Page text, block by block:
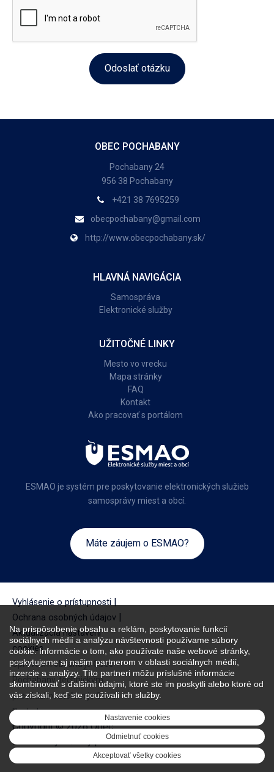
Na prispôsobenie obsahu a reklám, poskytovanie funkcií
sociálnych médií a analýzu návštevnosti používame súbory
cookie. Informácie o tom, ako používate naše webové stránky,
poskytujeme aj našim partnerom v oblasti sociálnych médií,
inzercie a analýzy. Títo partneri môžu príslušné informácie
skombinovať s ďalšími údajmi, ktoré ste im poskytli alebo ktoré od
vás získali, keď ste používali ich služby.
Nastavenie cookies
Odmietnuť cookies
Akceptovať všetky cookies
Odoslať otázku
OBEC POCHABANY
Pochabany 24
956 38 Pochabany
+421 38 7695259
obecpochabany@gmail.com
http://www.obecpochabany.sk/
HLAVNÁ NAVIGÁCIA
Samospráva
Elektronické služby
UŽITOČNÉ LINKY
Mesto vo vrecku
Mapa stránky
FAQ
Kontakt
Ako pracovať s portálom
ESMAO je systém pre poskytovanie elektronických služieb
samosprávy miest a obcí.
Máte záujem o ESMAO?
Vyhlásenie o prístupnosti |
Ochrana osobných údajov |
Aktualizácia nastavení
cookies
Správcom obsahu je Obec
Pochabany, technickým
prevádzkovateľom je Obec
Pochabany.
Copyright © 2026 Obec
Pochabany. Všetky práva